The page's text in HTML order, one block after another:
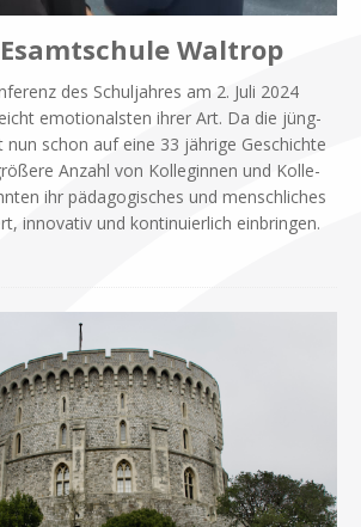
Waltrop
des Schul­jah­res am 2. Juli 2024
emo­tio­nal­sten ih­rer Art. Da die jüng­
nun schon auf eine 33 jäh­ri­ge Ge­schich­te
An­zahl von Kol­le­gin­nen und Kol­le­
ihr päd­ago­gi­sches und mensch­li­ches
in­no­va­tiv und kon­ti­nu­ier­lich ein­brin­gen.